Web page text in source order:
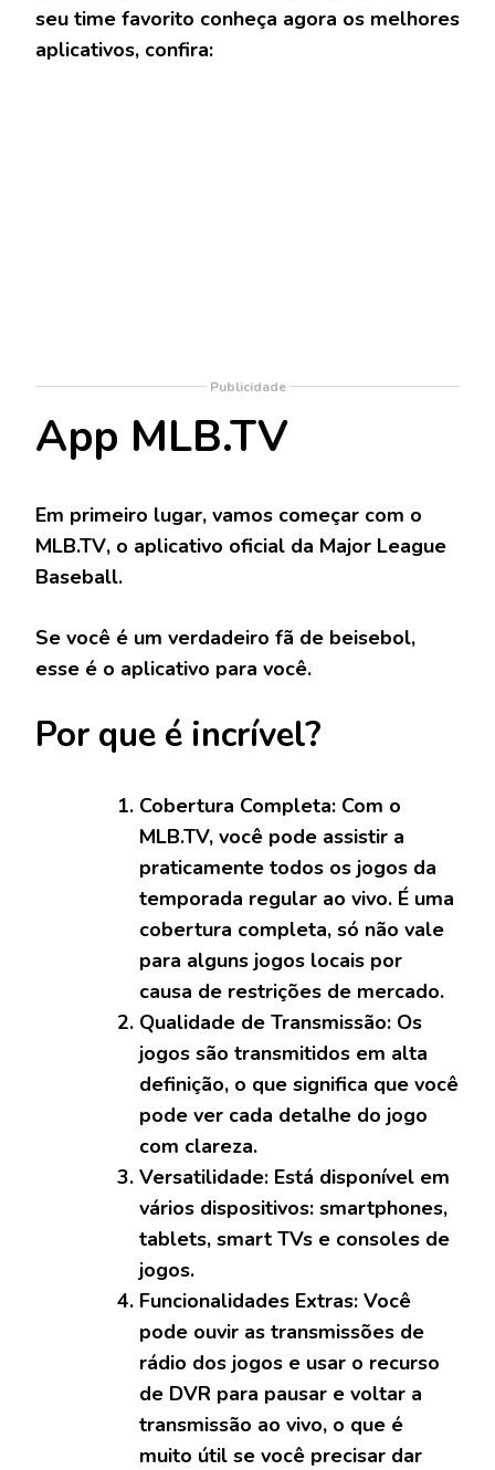
seu time favorito conheça agora os melhores
aplicativos, confira:
Publicidade
App MLB.TV
Em primeiro lugar, vamos começar com o
MLB.TV, o aplicativo oficial da Major League
Baseball.
Se você é um verdadeiro fã de beisebol,
esse é o aplicativo para você.
Por que é incrível?
Cobertura Completa: Com o
MLB.TV, você pode assistir a
praticamente todos os jogos da
temporada regular ao vivo. É uma
cobertura completa, só não vale
para alguns jogos locais por
causa de restrições de mercado.
Qualidade de Transmissão: Os
jogos são transmitidos em alta
definição, o que significa que você
pode ver cada detalhe do jogo
com clareza.
Versatilidade: Está disponível em
vários dispositivos: smartphones,
tablets, smart TVs e consoles de
jogos.
Funcionalidades Extras: Você
pode ouvir as transmissões de
rádio dos jogos e usar o recurso
de DVR para pausar e voltar a
transmissão ao vivo, o que é
muito útil se você precisar dar